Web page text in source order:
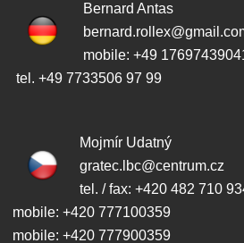
Bernard Antas
mobile: +49
tel. +49 7733506 97 99
Mojmír Udatný
gratec.lbc@centrum.cz
tel. / fax: +420 482 710
mobile: +420 777100359
mobile: +420 777900359